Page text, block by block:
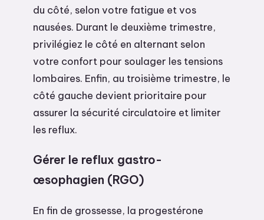
du côté, selon votre fatigue et vos
nausées. Durant le deuxième trimestre,
privilégiez le côté en alternant selon
votre confort pour soulager les tensions
lombaires. Enfin, au troisième trimestre, le
côté gauche devient prioritaire pour
assurer la sécurité circulatoire et limiter
les reflux.
Gérer le reflux gastro-
œsophagien (RGO)
En fin de grossesse, la progestérone